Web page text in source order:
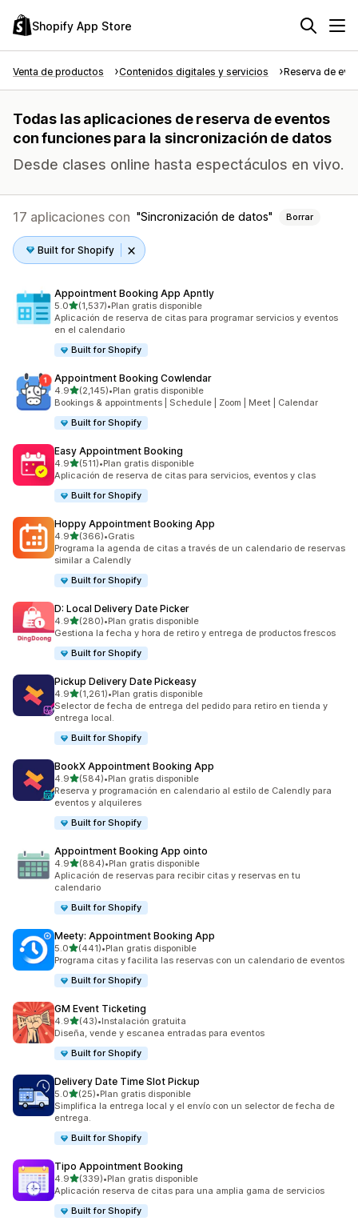
Shopify App Store
Venta de productos Contenidos digitales y servicios Reserva de
Todas las aplicaciones de reserva de eventos
con funciones para la sincronización de datos
Desde clases online hasta espectáculos en vivo.
17 aplicaciones con Sincronización de datos Borrar
Built for Shopify
Appointment Booking App Apntly
5.0de 5 estrellas
(1,537)
1537 reseñas en total
•Plan gratis disponible
Aplicación de reserva de citas para programar servicios y eventos
en el calendario
Built for Shopify
Appointment Booking Cowlendar
4.9de 5 estrellas
(2,145)
2145 reseñas en total
•Plan gratis disponible
Bookings & appointments | Schedule | Zoom | Meet | Calendar
Built for Shopify
Easy Appointment Booking
4.9de 5 estrellas
(511)
511 reseñas en total
•Plan gratis disponible
Aplicación de reserva de citas para servicios, eventos y clas
Built for Shopify
Hoppy Appointment Booking App
4.9de 5 estrellas
(366)
366 reseñas en total
•Gratis
Programa la agenda de citas a través de un calendario de reservas
similar a Calendly
Built for Shopify
D: Local Delivery Date Picker
4.9de 5 estrellas
(280)
280 reseñas en total
•Plan gratis disponible
Gestiona la fecha y hora de retiro y entrega de productos frescos
Built for Shopify
Pickup Delivery Date Pickeasy
4.9de 5 estrellas
(1,261)
1261 reseñas en total
•Plan gratis disponible
Selector de fecha de entrega del pedido para retiro en tienda y
entrega local.
Built for Shopify
BookX Appointment Booking App
4.9de 5 estrellas
(584)
584 reseñas en total
•Plan gratis disponible
Reserva y programación en calendario al estilo de Calendly para
eventos y alquileres
Built for Shopify
Appointment Booking App ointo
4.9de 5 estrellas
(884)
884 reseñas en total
•Plan gratis disponible
Aplicación de reservas para recibir citas y reservas en tu
calendario
Built for Shopify
Meety: Appointment Booking App
5.0de 5 estrellas
(441)
441 reseñas en total
•Plan gratis disponible
Programa citas y facilita las reservas con un calendario de eventos
Built for Shopify
GM Event Ticketing
4.9de 5 estrellas
(43)
43 reseñas en total
•Instalación gratuita
Diseña, vende y escanea entradas para eventos
Built for Shopify
Delivery Date Time Slot Pickup
5.0de 5 estrellas
(25)
25 reseñas en total
•Plan gratis disponible
Simplifica la entrega local y el envío con un selector de fecha de
entrega.
Built for Shopify
Tipo Appointment Booking
4.9de 5 estrellas
(339)
339 reseñas en total
•Plan gratis disponible
Aplicación reserva de citas para una amplia gama de servicios
Built for Shopify